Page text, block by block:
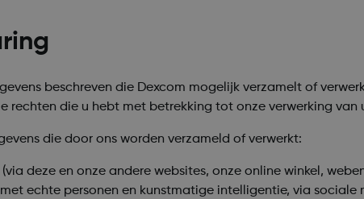
beschreven die Dexcom mogelijk verzamelt of
rechten die u hebt met betrekking tot onze verwerking van
die door ons worden verzameld of verwerkt:
deze en onze andere websites, onze online winkel,
echte personen en kunstmatige intelligentie, via